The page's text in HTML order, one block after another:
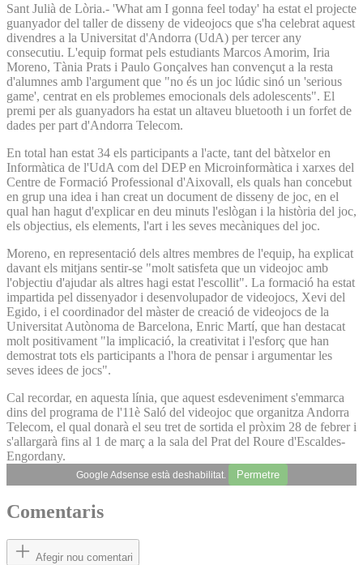
Sant Julià de Lòria.- 'What am I gonna feel today' ha estat el projecte
guanyador del taller de disseny de videojocs que s'ha celebrat aquest
divendres a la Universitat d'Andorra (UdA) per tercer any
consecutiu. L'equip format pels estudiants Marcos Amorim, Iria
Moreno, Tània Prats i Paulo Gonçalves han convençut a la resta
d'alumnes amb l'argument que "no és un joc lúdic sinó un 'serious
game', centrat en els problemes emocionals dels adolescents". El
premi per als guanyadors ha estat un altaveu bluetooth i un forfet de
dades per part d'Andorra Telecom.
En total han estat 34 els participants a l'acte, tant del bàtxelor en
Informàtica de l'UdA com del DEP en Microinformàtica i xarxes del
Centre de Formació Professional d'Aixovall, els quals han concebut
en grup una idea i han creat un document de disseny de joc, en el
qual han hagut d'explicar en deu minuts l'eslògan i la història del joc,
els objectius, els elements, l'art i les seves mecàniques del joc.
Moreno, en representació dels altres membres de l'equip, ha explicat
davant els mitjans sentir-se "molt satisfeta que un videojoc amb
l'objectiu d'ajudar als altres hagi estat l'escollit". La formació ha estat
impartida pel dissenyador i desenvolupador de videojocs, Xevi del
Egido, i el coordinador del màster de creació de videojocs de la
Universitat Autònoma de Barcelona, Enric Martí, que han destacat
molt positivament "la implicació, la creativitat i l'esforç que han
demostrat tots els participants a l'hora de pensar i argumentar les
seves idees de jocs".
Cal recordar, en aquesta línia, que aquest esdeveniment s'emmarca
dins del programa de l'11è Saló del videojoc que organitza Andorra
Telecom, el qual donarà el seu tret de sortida el pròxim 28 de febrer i
s'allargarà fins al 1 de març a la sala del Prat del Roure d'Escaldes-
Engordany.
Google Adsense està deshabilitat. Permetre
Comentaris
Afegir nou comentari